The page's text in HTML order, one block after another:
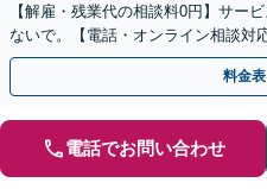
【解雇・残業代の相談料0円】サー
ないで。【電話・オンライン相談対
料金
電話でお問い合わせ